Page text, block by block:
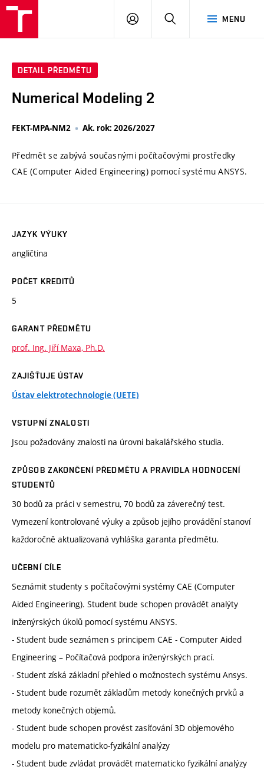
MENU
PŘIHLÁSIT
DETAIL PŘEDMĚTU
Numerical Modeling 2
FEKT-MPA-NM2 Ak. rok: 2026/2027
Předmět se zabývá současnými počítačovými prostředky
CAE (Computer Aided Engineering) pomocí systému ANSYS.
JAZYK VÝUKY
angličtina
POČET KREDITŮ
5
GARANT PŘEDMĚTU
prof. Ing. Jiří Maxa, Ph.D.
ZAJIŠŤUJE ÚSTAV
Ústav elektrotechnologie (UETE)
VSTUPNÍ ZNALOSTI
Jsou požadovány znalosti na úrovni bakalářského studia.
ZPŮSOB ZAKONČENÍ PŘEDMĚTU A PRAVIDLA HODNOCENÍ
STUDENTŮ
30 bodů za práci v semestru, 70 bodů za záverečný test.
Vymezení kontrolované výuky a způsob jejího provádění stanoví
každoročně aktualizovaná vyhláška garanta předmětu.
UČEBNÍ CÍLE
Seznámit studenty s počítačovými systémy CAE (Computer
Aided Engineering). Student bude schopen provádět analýty
inženýrských úkolů pomocí systému ANSYS.
- Student bude seznámen s principem CAE - Computer Aided
Engineering – Počítačová podpora inženýrských prací.
- Student získá základní přehled o možnostech systému Ansys.
- Student bude rozumět základům metody konečných prvků a
metody konečných objemů.
- Student bude schopen provést zasíťování 3D objemového
modelu pro matematicko-fyzikální analýzy
- Student bude zvládat provádět matematicko fyzikální analýzy